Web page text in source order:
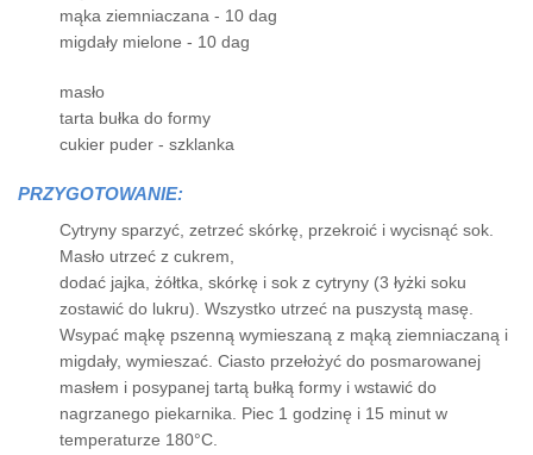
mąka ziemniaczana - 10 dag
migdały mielone - 10 dag
masło
tarta bułka do formy
cukier puder - szklanka
PRZYGOTOWANIE:
Cytryny sparzyć, zetrzeć skórkę, przekroić i wycisnąć sok.
Masło utrzeć z cukrem,
dodać jajka, żółtka, skórkę i sok z cytryny (3 łyżki soku
zostawić do lukru). Wszystko utrzeć na puszystą masę.
Wsypać mąkę pszenną wymieszaną z mąką ziemniaczaną i
migdały, wymieszać. Ciasto przełożyć do posmarowanej
masłem i posypanej tartą bułką formy i wstawić do
nagrzanego piekarnika. Piec 1 godzinę i 15 minut w
temperaturze 180°C.